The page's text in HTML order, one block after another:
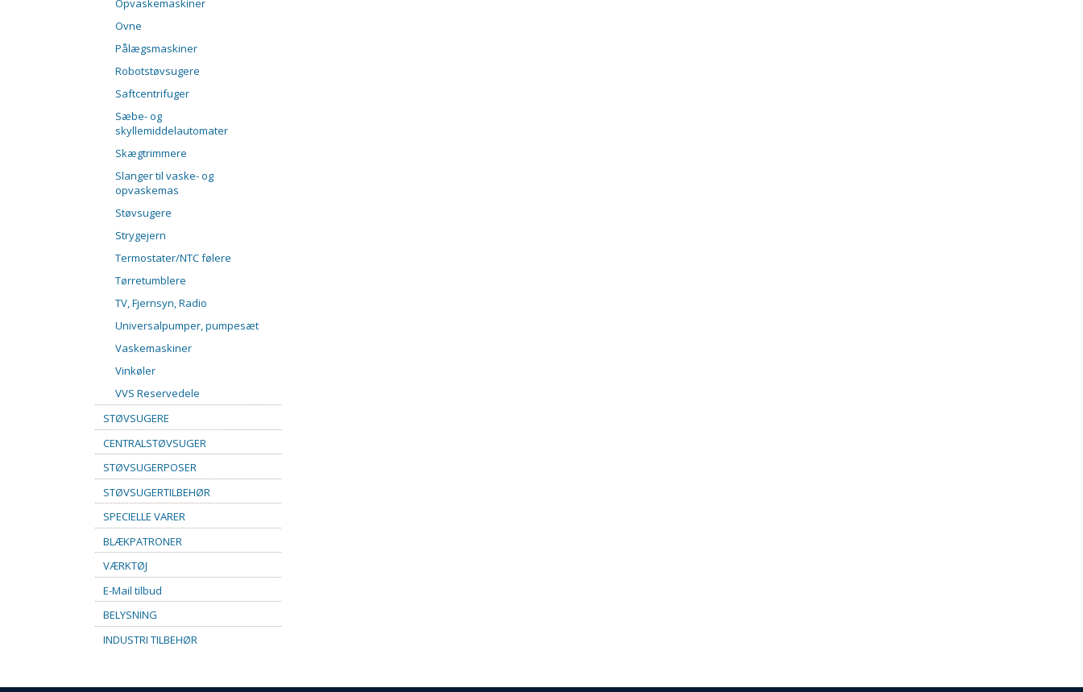
Opvaskemaskiner
Ovne
Pålægsmaskiner
Robotstøvsugere
Saftcentrifuger
Sæbe- og
skyllemiddelautomater
Skægtrimmere
Slanger til vaske- og
opvaskemas
Støvsugere
Strygejern
Termostater/NTC følere
Tørretumblere
TV, Fjernsyn, Radio
Universalpumper, pumpesæt
Vaskemaskiner
Vinkøler
VVS Reservedele
STØVSUGERE
CENTRALSTØVSUGER
STØVSUGERPOSER
STØVSUGERTILBEHØR
SPECIELLE VARER
BLÆKPATRONER
VÆRKTØJ
E-Mail tilbud
BELYSNING
INDUSTRI TILBEHØR